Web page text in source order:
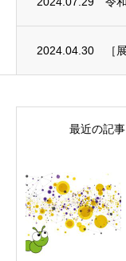
2024.04.30
最近の記事